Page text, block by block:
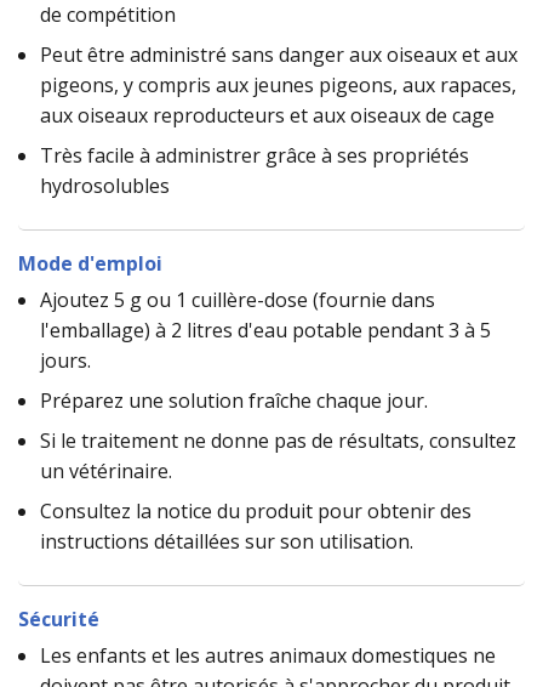
de compétition
Peut être administré sans danger aux oiseaux et aux
pigeons, y compris aux jeunes pigeons, aux rapaces,
aux oiseaux reproducteurs et aux oiseaux de cage
Très facile à administrer grâce à ses propriétés
hydrosolubles
Mode d'emploi
Ajoutez 5 g ou 1 cuillère-dose (fournie dans
l'emballage) à 2 litres d'eau potable pendant 3 à 5
jours.
Préparez une solution fraîche chaque jour.
Si le traitement ne donne pas de résultats, consultez
un vétérinaire.
Consultez la notice du produit pour obtenir des
instructions détaillées sur son utilisation.
Sécurité
Les enfants et les autres animaux domestiques ne